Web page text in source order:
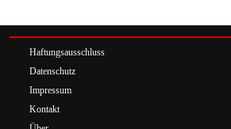
Haftungsausschluss
Datenschutz
Impressum
Kontakt